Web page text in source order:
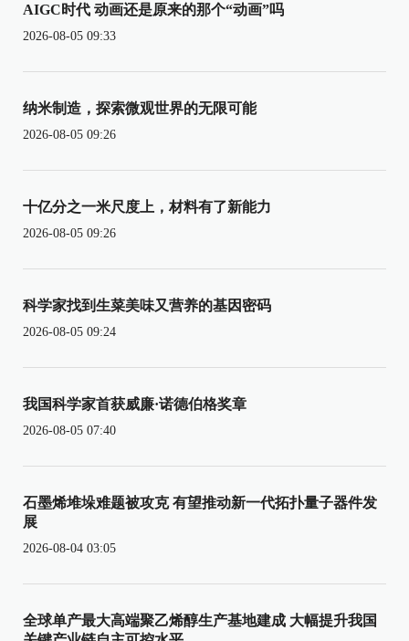
AIGC时代 动画还是原来的那个“动画”吗
2026-08-05 09:33
纳米制造，探索微观世界的无限可能
2026-08-05 09:26
十亿分之一米尺度上，材料有了新能力
2026-08-05 09:26
科学家找到生菜美味又营养的基因密码
2026-08-05 09:24
我国科学家首获威廉·诺德伯格奖章
2026-08-05 07:40
石墨烯堆垛难题被攻克 有望推动新一代拓扑量子器件发
展
2026-08-04 03:05
全球单产最大高端聚乙烯醇生产基地建成 大幅提升我国